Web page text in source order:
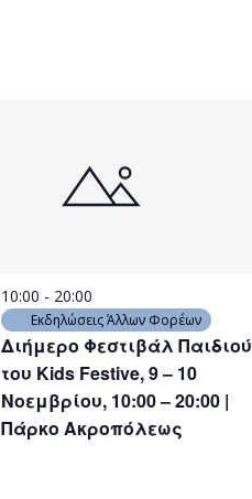
Διήμερο Φεστιβάλ Παιδιού
του Kids Festive, 9 – 10
Νοεμβρίου, 10:00 – 20:00 |
Πάρκο Ακροπόλεως
10:00 - 20:00
Εκδηλώσεις Άλλων Φορέων